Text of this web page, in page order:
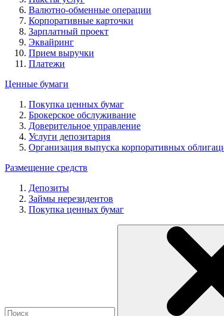
Валютно-обменные операции
Корпоративные карточки
Зарплатный проект
Эквайринг
Прием выручки
Платежи
Ценные бумаги
Покупка ценных бумаг
Брокерское обслуживание
Доверительное управление
Услуги депозитария
Организация выпуска корпоративных
Размещение средств
Депозиты
Займы нерезидентов
Покупка ценных бумаг